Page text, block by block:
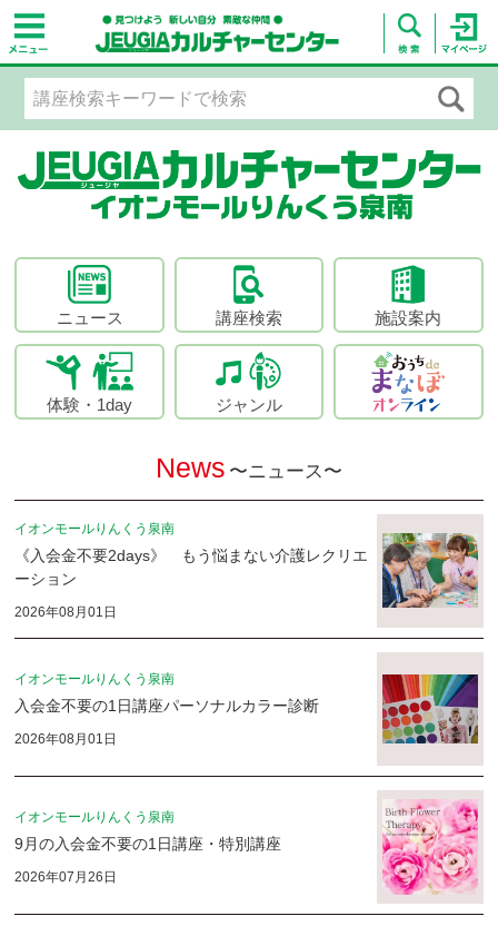
ニュース 講座検索 施設案内
体験・1day ジャンル
News 〜ニュース〜
イオンモールりんくう泉南
《入会金不要2days》 もう悩まない介護レクリエ
ーション
2026年08月01日
イオンモールりんくう泉南
入会金不要の1日講座パーソナルカラー診断
2026年08月01日
イオンモールりんくう泉南
9月の入会金不要の1日講座・特別講座
2026年07月26日